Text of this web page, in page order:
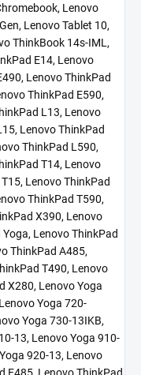
Lenovo
Lenovo Tablet 10,
ThinkBook 14s-IML,
E14, Lenovo
Lenovo ThinkPad
ThinkPad E590,
L13, Lenovo
Lenovo ThinkPad
ThinkPad L590,
T14, Lenovo
Lenovo ThinkPad
ThinkPad T590,
X390, Lenovo
Lenovo ThinkPad
ThinkPad A485,
T490, Lenovo
X280, Lenovo Yoga
Yoga 720-
Yoga 730-13IKB,
13, Lenovo Yoga 910-
920-13, Lenovo